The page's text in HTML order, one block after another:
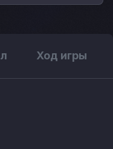
Ход игры